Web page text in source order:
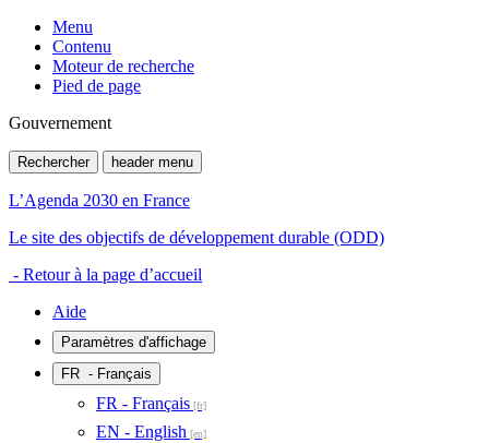
Menu
Contenu
Moteur de recherche
Pied de page
Gouvernement
Rechercher header menu
L’Agenda 2030 en France
Le site des objectifs de développement durable (ODD)
- Retour à la page d’accueil
Aide
Paramètres d'affichage
FR - Français
FR - Français
EN - English